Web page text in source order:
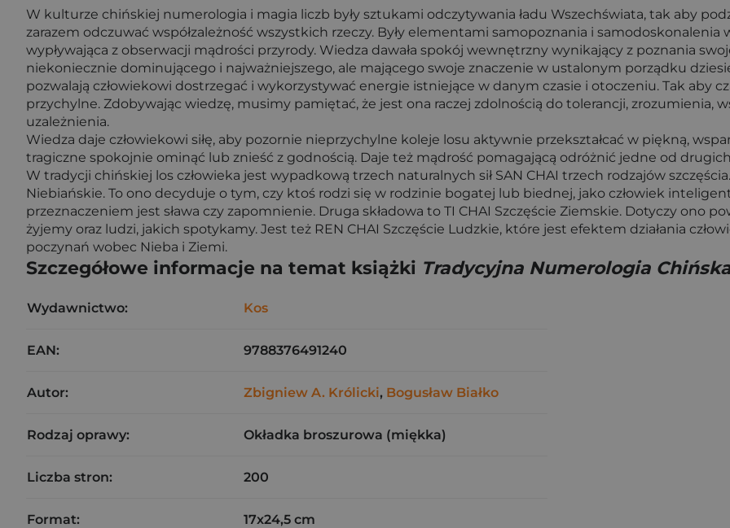
W kulturze chińskiej numerologia i magia liczb były sztukami odczytywania ładu Wszechświata, tak aby
zarazem odczuwać współzależność wszystkich rzeczy. Były elementami samopoznania i
wypływająca z obserwacji mądrości przyrody. Wiedza dawała spokój wewnętrzny wynikający z poznania
niekoniecznie dominującego i najważniejszego, ale mającego swoje znaczenie w ustalonym porządku
pozwalają człowiekowi dostrzegać i wykorzystywać energie istniejące w danym czasie i otoczeniu. Tak aby
przychylne. Zdobywając wiedzę, musimy pamiętać, że jest ona raczej zdolnością do tolerancji, zrozumienia,
uzależnienia.
Wiedza daje człowiekowi siłę, aby pozornie nieprzychylne koleje losu aktywnie przekształcać w piękną,
tragiczne spokojnie ominąć lub znieść z godnością. Daje też mądrość pomagającą odróżnić jedne od
W tradycji chińskiej los człowieka jest wypadkową trzech naturalnych sił SAN CHAI trzech rodzajów
Niebiańskie. To ono decyduje o tym, czy ktoś rodzi się w rodzinie bogatej lub biednej, jako człowiek
przeznaczeniem jest sława czy zapomnienie. Druga składowa to TI CHAI Szczęście Ziemskie. Dotyczy ono
żyjemy oraz ludzi, jakich spotykamy. Jest też REN CHAI Szczęście Ludzkie, które jest efektem działania
poczynań wobec Nieba i Ziemi.
Szczegółowe informacje na temat książki Tradycyjna Numerologia
Wydawnictwo: Kos
EAN: 9788376491240
Autor: Zbigniew A. Królicki, Bogusław Białko
Rodzaj oprawy: Okładka broszurowa (miękka)
Liczba stron: 200
Format: 17x24,5 cm